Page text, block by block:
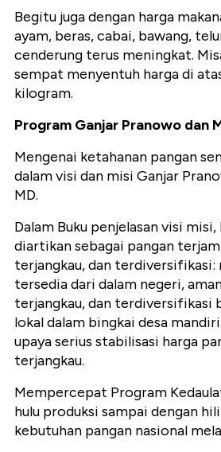
Begitu juga dengan harga
ayam, beras, cabai, bawang,
cenderung terus meningkat.
sempat menyentuh harga di
kilogram.
Program Ganjar Pranowo dan
Mengenai ketahanan pangan
dalam visi dan misi Ganjar
MD.
Dalam Buku penjelasan visi
diartikan sebagai pangan
terjangkau, dan terdiversifikasi:
tersedia dari dalam negeri,
terjangkau, dan terdiversifikasi
lokal dalam bingkai desa
upaya serius stabilisasi harga
terjangkau.
Mempercepat Program
hulu produksi sampai dengan
kebutuhan pangan nasional